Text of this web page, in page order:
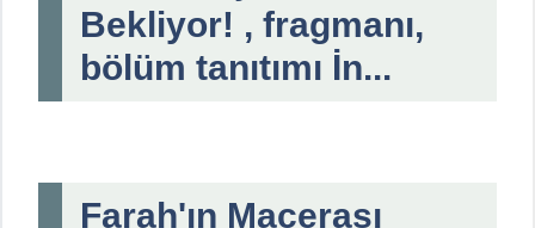
Bekliyor! , fragmanı,
bölüm tanıtımı İn...
Farah'ın Macerası